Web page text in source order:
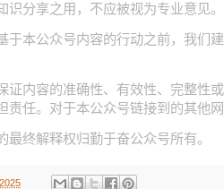
识分享之用，不应被视为专业意见。
于本公众号内容的行动之前，我们
证内容的准确性、有效性、完整性
责任。对于本公众号链接到的其他
最终解释权归勤于奋公众号所有。